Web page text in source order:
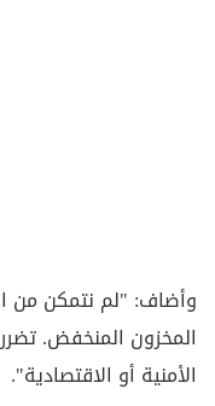
وأضاف: "لم نتمكن من
المخزون المنخفض.
الأمنية أو الاقتصادية".